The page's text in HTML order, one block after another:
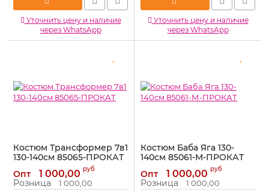
Уточнить цену и наличие
через WhatsApp
Уточнить цену и наличие
через WhatsApp
Костюм Трансформер 7в1
130-140см 85065-ПРОКАТ
Артикул: 85065-ПРОКАТ
Опт 1 000,00 руб
Розница 1 000,00
Костюм Баба Яга 130-
140см 85061-М-ПРОКАТ
Артикул: 85061-М-ПРОКАТ
Опт 1 000,00 руб
Розница 1 000,00